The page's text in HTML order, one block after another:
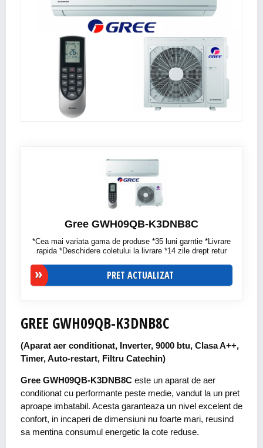
Gree GWH09QB-K3DNB8C
*Cea mai variata gama de produse *35 luni garntie *Livrare
rapida *Deschidere coletului la livrare *14 zile drept retur
PRET ACTUALIZAT
GREE GWH09QB-K3DNB8C
(Aparat aer conditionat, Inverter, 9000 btu, Clasa A++,
Timer, Auto-restart, Filtru Catechin)
Gree GWH09QB-K3DNB8C este un aparat de aer
conditionat cu performante peste medie, vandut la un pret
aproape imbatabil. Acesta garanteaza un nivel excelent de
confort, in incaperi de dimensiuni nu foarte mari, reusind
sa mentina consumul energetic la cote reduse.